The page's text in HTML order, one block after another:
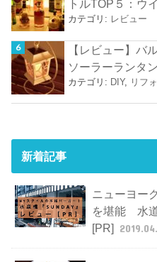
トルTOP５：ウ
カテゴリ: レビュー
【レビュー】バ
ソーラーランタ
カテゴリ: DIY, リフ
新着記事
ニューヨー
を堪能 水
[PR]